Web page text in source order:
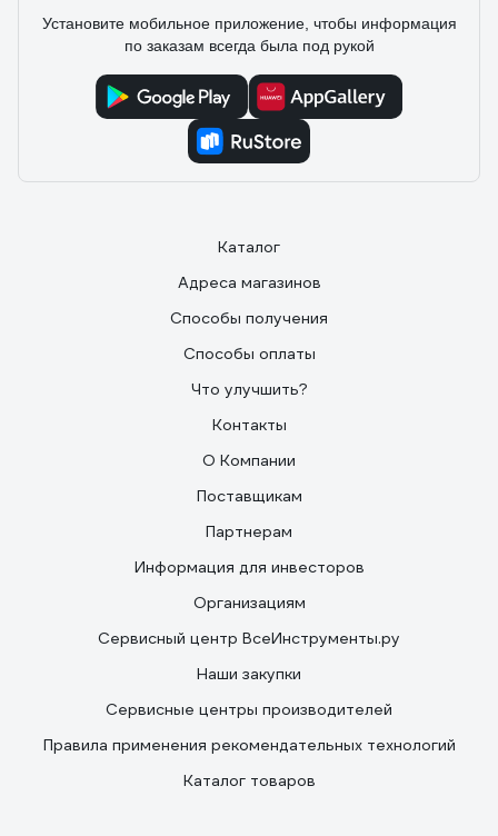
Установите мобильное приложение, чтобы информация
по заказам всегда была под рукой
Каталог
Адреса магазинов
Способы получения
Способы оплаты
Что улучшить?
Контакты
О Компании
Поставщикам
Партнерам
Информация для инвесторов
Организациям
Сервисный центр ВсеИнструменты.ру
Наши закупки
Сервисные центры производителей
Правила применения рекомендательных технологий
Каталог товаров